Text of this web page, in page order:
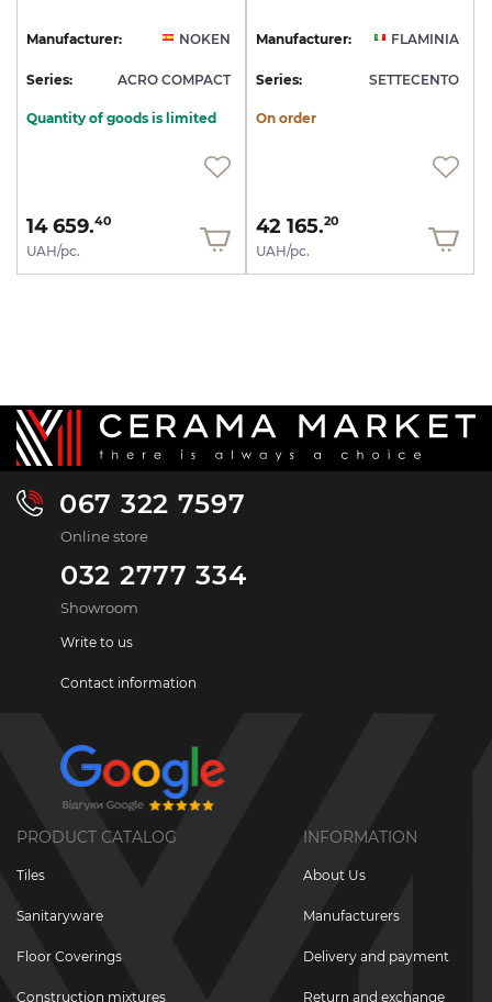
Manufacturer: NOKEN
Series: ACRO COMPACT
Quantity of goods is limited
14 659.40
UAH/pc.
Manufacturer: FLAMINIA
Series: SETTECENTO
On order
42 165.20
UAH/pc.
067 322 7597
Online store
032 2777 334
Showroom
Write to us
Contact information
PRODUCT CATALOG
Tiles
Sanitaryware
Floor Coverings
Construction mixtures
INFORMATION
About Us
Manufacturers
Delivery and payment
Return and exchange